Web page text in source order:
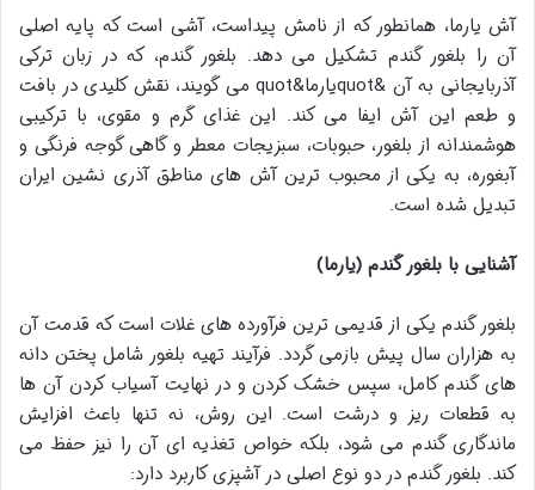
آش یارما، همانطور که از نامش پیداست، آشی است که پایه اصلی
آن را بلغور گندم تشکیل می دهد. بلغور گندم، که در زبان ترکی
آذربایجانی به آن &quotیارما&quot می گویند، نقش کلیدی در بافت
و طعم این آش ایفا می کند. این غذای گرم و مقوی، با ترکیبی
هوشمندانه از بلغور، حبوبات، سبزیجات معطر و گاهی گوجه فرنگی و
آبغوره، به یکی از محبوب ترین آش های مناطق آذری نشین ایران
تبدیل شده است.
آشنایی با بلغور گندم (یارما)
بلغور گندم یکی از قدیمی ترین فرآورده های غلات است که قدمت آن
به هزاران سال پیش بازمی گردد. فرآیند تهیه بلغور شامل پختن دانه
های گندم کامل، سپس خشک کردن و در نهایت آسیاب کردن آن ها
به قطعات ریز و درشت است. این روش، نه تنها باعث افزایش
ماندگاری گندم می شود، بلکه خواص تغذیه ای آن را نیز حفظ می
کند. بلغور گندم در دو نوع اصلی در آشپزی کاربرد دارد: